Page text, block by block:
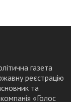
газета
реєстрацію
та
«Голос